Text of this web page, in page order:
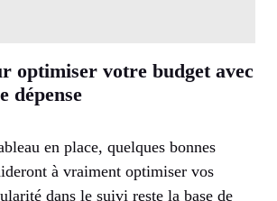
optimiser votre budget avec
dépense
en place, quelques bonnes
à vraiment optimiser vos
dans le suivi reste la base de